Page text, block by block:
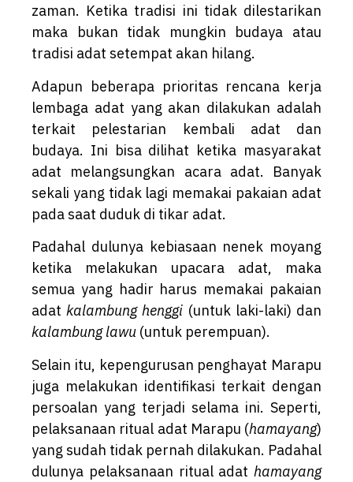
zaman. Ketika tradisi ini tidak dilestarikan
maka bukan tidak mungkin budaya atau
tradisi adat setempat akan hilang.
Adapun beberapa prioritas rencana kerja
lembaga adat yang akan dilakukan adalah
terkait pelestarian kembali adat dan
budaya. Ini bisa dilihat ketika masyarakat
adat melangsungkan acara adat. Banyak
sekali yang tidak lagi memakai pakaian adat
pada saat duduk di tikar adat.
Padahal dulunya kebiasaan nenek moyang
ketika melakukan upacara adat, maka
semua yang hadir harus memakai pakaian
adatkalambung henggi (untuk laki-laki) dan
kalambung lawu (untuk perempuan).
Selain itu, kepengurusan penghayat Marapu
juga melakukan identifikasi terkait dengan
persoalan yang terjadi selama ini. Seperti,
pelaksanaan ritual adat Marapu (hamayang)
yang sudah tidak pernah dilakukan. Padahal
dulunya pelaksanaan ritual adat hamayang